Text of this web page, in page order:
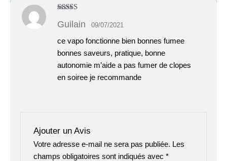
sur 5
Guilain 09/07/2021
ce vapo fonctionne bien bonnes fumee
bonnes saveurs, pratique, bonne
autonomie m’aide a pas fumer de clopes
en soiree je recommande
Ajouter un Avis
Votre adresse e-mail ne sera pas publiée. Les
champs obligatoires sont indiqués avec*